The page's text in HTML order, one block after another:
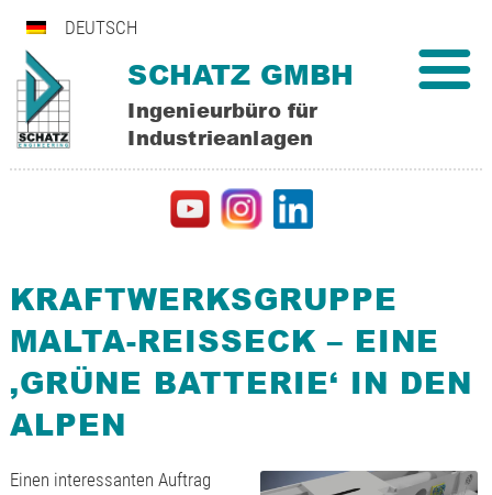
DEUTSCH
SCHATZ GMBH
Ingenieurbüro für
Industrieanlagen
KRAFTWERKSGRUPPE
MALTA-REISSECK – EINE ‚
GRÜNE BATTERIE‘ IN DEN A
LPEN
Einen interessanten Auftrag